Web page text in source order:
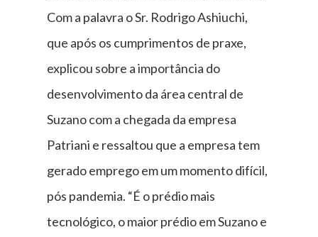
Com a palavra o Sr. Rodrigo Ashiuchi,
que após os cumprimentos de praxe,
explicou sobre a importância do
desenvolvimento da área central de
Suzano com a chegada da empresa
Patriani e ressaltou que a empresa tem
gerado emprego em um momento difícil,
pós pandemia. “É o prédio mais
tecnológico, o maior prédio em Suzano e